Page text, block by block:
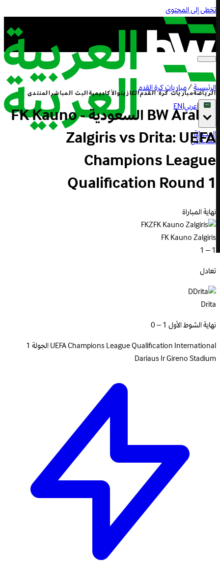
تخطى إلى المحتوى
الرياضةمباريات كرة القدمالكازينوالأكاديميةالبث المباشرالمنتدى
|عربي|
EN
العب الآن
العب الآن
الرئيسية/مباريات كرة القدم
BW Arabia السعودية - FK Kauno
Zalgiris vs Drita: UEFA
Champions League
Qualification Round 1
نهاية المباراة
FKZ
FK Kauno Zalgiris
1 – 1
تعادل
D
Drita
نهاية الشوط الأول 1 – 0
UEFA Champions League QualificationInternational
الجولة 1
Dariaus Ir Gireno Stadium